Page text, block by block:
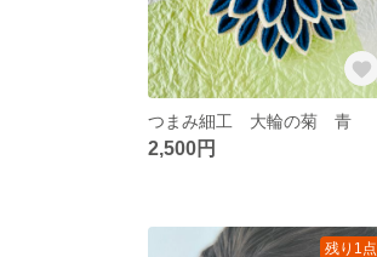
つまみ細工 大輪の菊 青
2,500円
残り1点